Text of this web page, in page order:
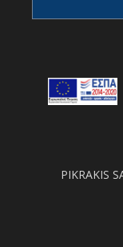
PIKRAKIS